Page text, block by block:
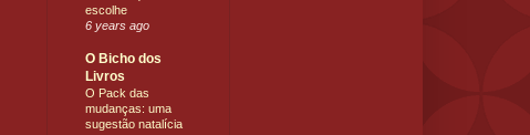
escolhe
6 years ago
O Bicho dos
Livros
O Pack das
mudanças: uma
sugestão natalícia